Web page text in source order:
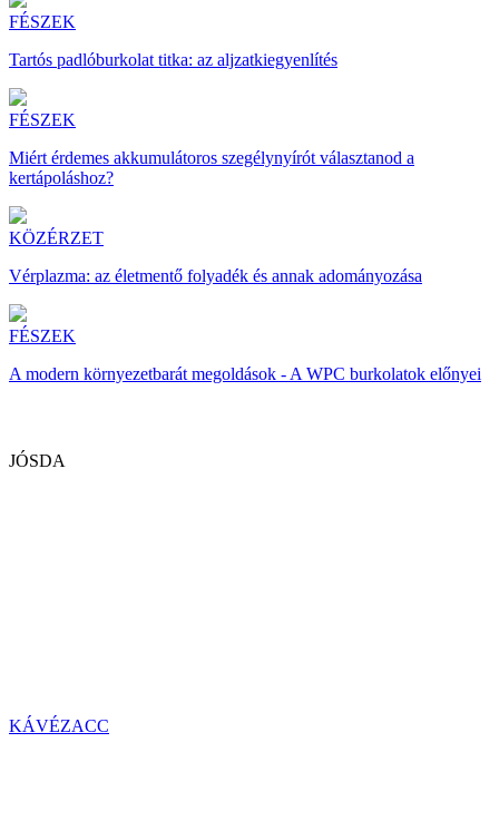
FÉSZEK
Tartós padlóburkolat titka: az aljzatkiegyenlítés
FÉSZEK
Miért érdemes akkumulátoros szegélynyírót választanod a
kertápoláshoz?
KÖZÉRZET
Vérplazma: az életmentő folyadék és annak adományozása
FÉSZEK
A modern környezetbarát megoldások - A WPC burkolatok előnyei
JÓSDA
KÁVÉZACC